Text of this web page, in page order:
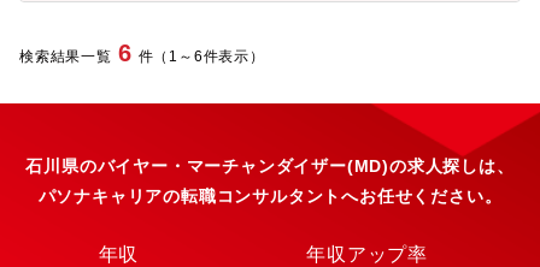
担っていただけます。■再上場も近づき、店舗数、製品数も増加す
る中、30 代、40 代の若い役員と共に、今までのやり?にとらわれ
いう?にとっては、?々、腕が鳴り続ける環境をご?意することがで
きると思っております。是?ご応募お待ちしております。
検索結果一覧 6 件（1～6件表示）
石川県のバイヤー・マーチャンダイザー(MD)の求人探しは、
パソナキャリアの転職コンサルタントへお任せください。
年収 年収アップ率